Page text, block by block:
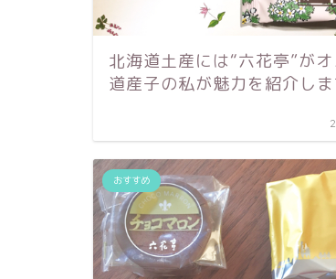
北海道土産には“六花亭”がオ
道産子の私が魅力を紹介し
おすすめ